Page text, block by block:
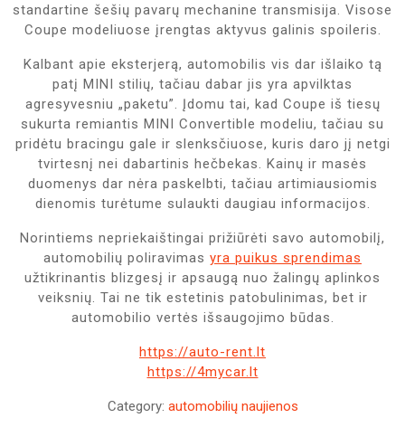
standartine šešių pavarų mechanine transmisija. Visose
Coupe modeliuose įrengtas aktyvus galinis spoileris.
Kalbant apie eksterjerą, automobilis vis dar išlaiko tą
patį MINI stilių, tačiau dabar jis yra apvilktas
agresyvesniu „paketu”. Įdomu tai, kad Coupe iš tiesų
sukurta remiantis MINI Convertible modeliu, tačiau su
pridėtu bracingu gale ir slenksčiuose, kuris daro jį netgi
tvirtesnį nei dabartinis hečbekas. Kainų ir masės
duomenys dar nėra paskelbti, tačiau artimiausiomis
dienomis turėtume sulaukti daugiau informacijos.
Norintiems nepriekaištingai prižiūrėti savo automobilį,
automobilių poliravimas yra puikus sprendimas
užtikrinantis blizgesį ir apsaugą nuo žalingų aplinkos
veiksnių. Tai ne tik estetinis patobulinimas, bet ir
automobilio vertės išsaugojimo būdas.
https://auto-rent.lt
https://4mycar.lt
Category: automobilių naujienos